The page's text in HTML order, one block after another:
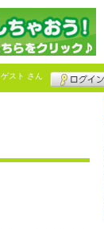
ゲスト さん